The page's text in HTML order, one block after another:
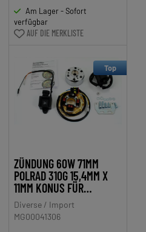
425, 435
Am Lager - Sofort
verfügbar
AUF DIE MERKLISTE
Top
ZÜNDUNG 60W 71MM
POLRAD 310G 15,4MM X
11MM KONUS FÜR
KREIDLER FLORETT
FLORY, ZÜNDAPP KS 50,
GTS C 50 SPORT, CS, CX,
Diverse / Import
MG00041306